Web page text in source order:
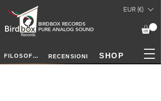
BIRDBOX RECORDS
PURE ANALOG SOUND
EUR (€)
FILOSOFIA RECENSIONI SHOP